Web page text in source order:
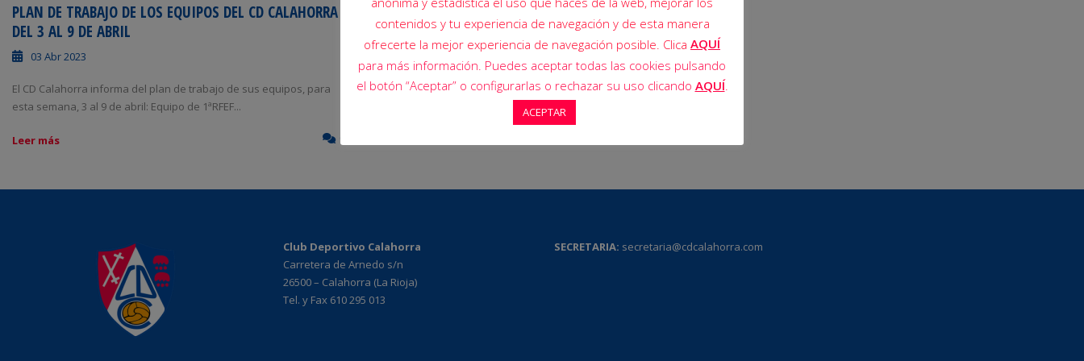
PLAN DE TRABAJO DE LOS EQUIPOS DEL CD CALAHORRA
DEL 3 AL 9 DE ABRIL
03 Abr 2023
El CD Calahorra informa del plan de trabajo de sus equipos, para
esta semana, 3 al 9 de abril: Equipo de 1ªRFEF...
Leer más
Club Deportivo Calahorra
Carretera de Arnedo s/n
26500 – Calahorra (La Rioja)
Tel. y Fax 610 295 013
SECRETARIA: secretaria@cdcalahorra.com
contenidos y tu experiencia de navegación y de esta manera
ofrecerte la mejor experiencia de navegación posible. Clica AQUÍ
para más información. Puedes aceptar todas las cookies pulsando
el botón “Aceptar” o configurarlas o rechazar su uso clicando AQUÍ.
ACEPTAR